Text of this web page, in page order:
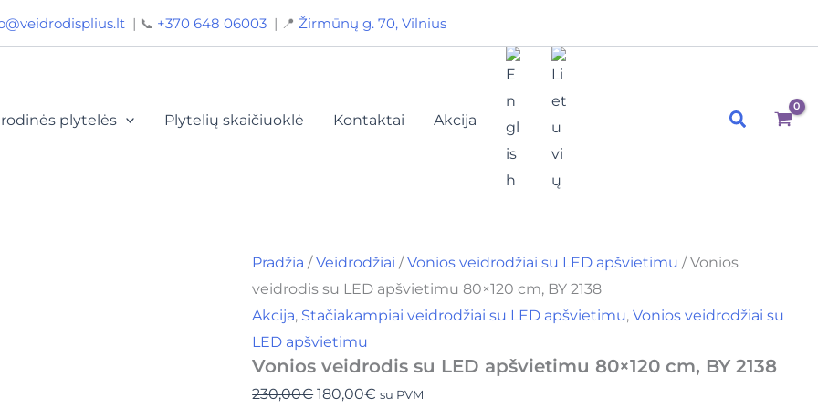
| 📞 +370 648 06003 | 📍 Žirmūnų g. 70, Vilnius
plytelės Plytelių skaičiuoklė Kontaktai Akcija Paieška
Pradžia /Veidrodžiai /Vonios veidrodžiai su LED apšvietimu / Vonios
veidrodis su LED apšvietimu 80×120 cm, BY 2138
Akcija, Stačiakampiai veidrodžiai su LED apšvietimu,Vonios veidrodžiai su
LED apšvietimu
Vonios veidrodis su LED apšvietimu 80×120 cm, BY 2138
230,00€ 180,00€ su PVM
kiekis:
Vonios
apšvietimu
2138